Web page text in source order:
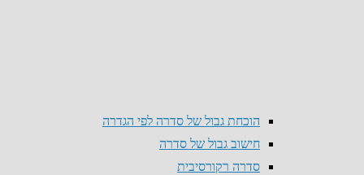
הוכחת גבול של סדרה לפי הגדרה
חישוב גבול של סדרה
סדרה רקורסיבית